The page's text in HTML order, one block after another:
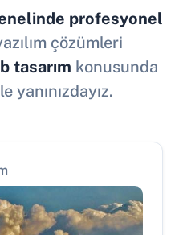
profesyonel
çözümleri
tasarım konusunda
yanınızdayız.